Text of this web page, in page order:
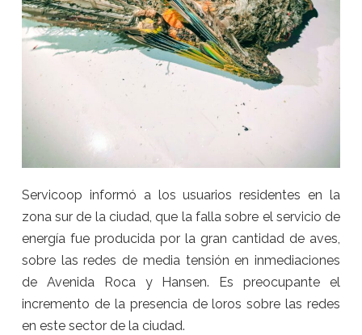
Servicoop informó a los usuarios residentes en la
zona sur de la ciudad, que la falla sobre el servicio de
energía fue producida por la gran cantidad de aves,
sobre las redes de media tensión en inmediaciones
de Avenida Roca y Hansen. Es preocupante el
incremento de la presencia de loros sobre las redes
en este sector de la ciudad.